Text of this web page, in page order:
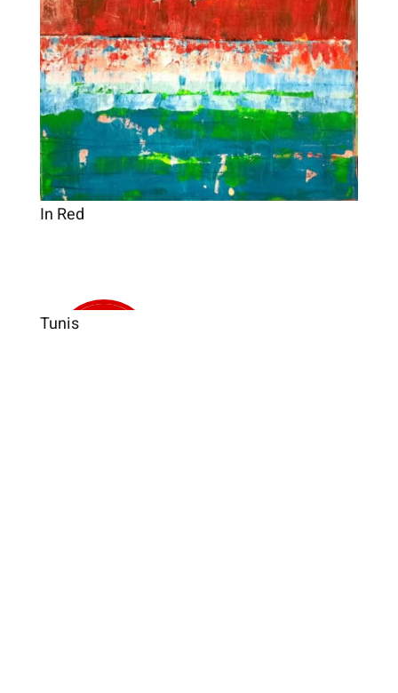
In Red
Tunis